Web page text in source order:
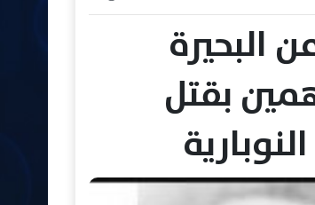
البحيرة
بقتل